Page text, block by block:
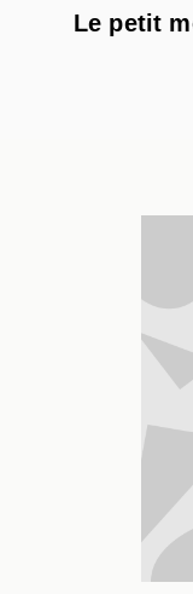
Le petit